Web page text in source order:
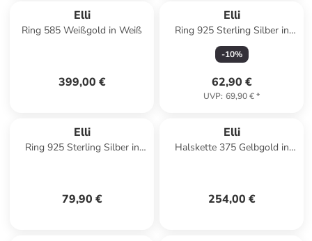
Elli
Ring 585 Weißgold in Weiß
399,00 €
Elli
Ring 925 Sterling Silber in
Silber
-10%
62,90 €
UVP: 69,90 €*
Elli
Ring 925 Sterling Silber in
79,90 €
Elli
Halskette 375 Gelbgold in
254,00 €